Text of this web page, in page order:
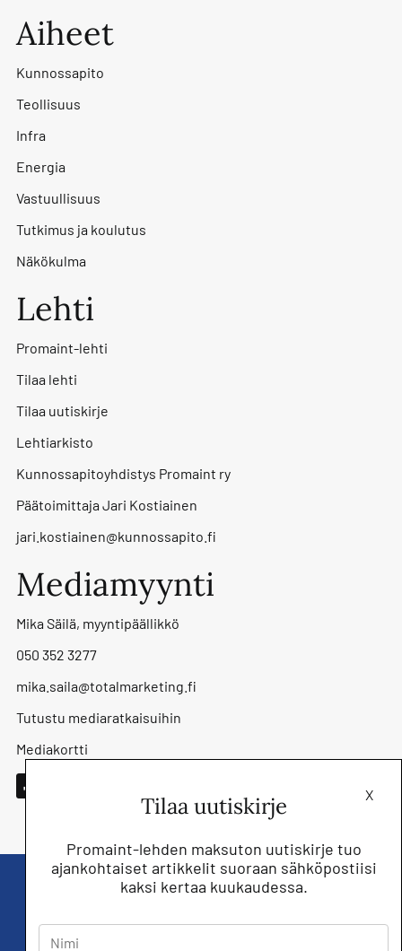
Aiheet
Kunnossapito
Teollisuus
Infra
Energia
Vastuullisuus
Tutkimus ja koulutus
Näkökulma
Lehti
Promaint-lehti
Tilaa lehti
Tilaa uutiskirje
Lehtiarkisto
Kunnossapitoyhdistys Promaint ry
Päätoimittaja Jari Kostiainen
jari.kostiainen@kunnossapito.fi
Mediamyynti
Mika Säilä, myyntipäällikkö
050 352 3277
mika.saila@totalmarketing.fi
Tutustu mediaratkaisuihin
Mediakortti
X
Tilaa uutiskirje
Promaint-lehden maksuton uutiskirje tuo
ajankohtaiset artikkelit suoraan sähköpostiisi
kaksi kertaa kuukaudessa.